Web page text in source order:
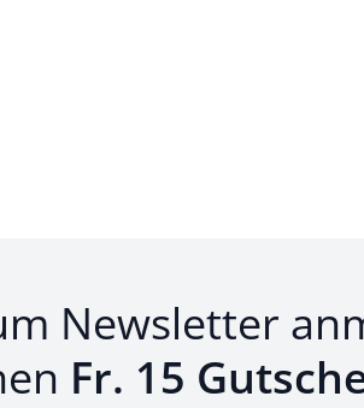
Newsletter
Fr. 15